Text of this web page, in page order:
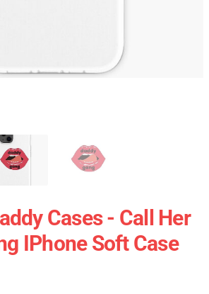
Cases - Call Her
IPhone Soft Case